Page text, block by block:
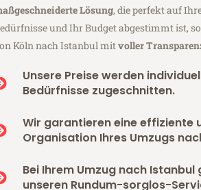
Lösung, die perfekt auf
und Ihr Budget abgestimmt ist,
Köln nach Istanbul mitvoller
Unsere Preise werden
Bedürfnisse zugeschnitten.
Wir garantieren eine effiziente
Organisation Ihres Umzugs
Bei Ihrem Umzug nach Istanbul
unseren Rundum-sorglos-